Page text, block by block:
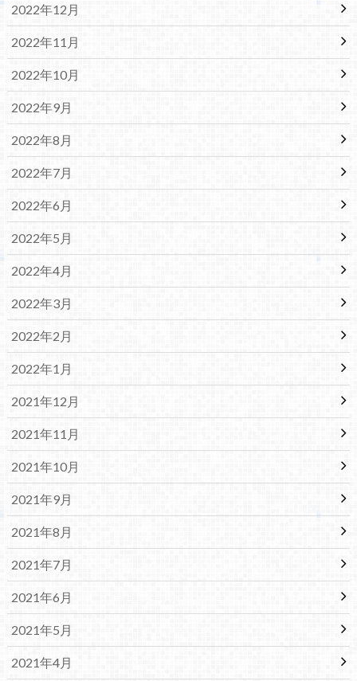
2022年12月
2022年11月
2022年10月
2022年9月
2022年8月
2022年7月
2022年6月
2022年5月
2022年4月
2022年3月
2022年2月
2022年1月
2021年12月
2021年11月
2021年10月
2021年9月
2021年8月
2021年7月
2021年6月
2021年5月
2021年4月